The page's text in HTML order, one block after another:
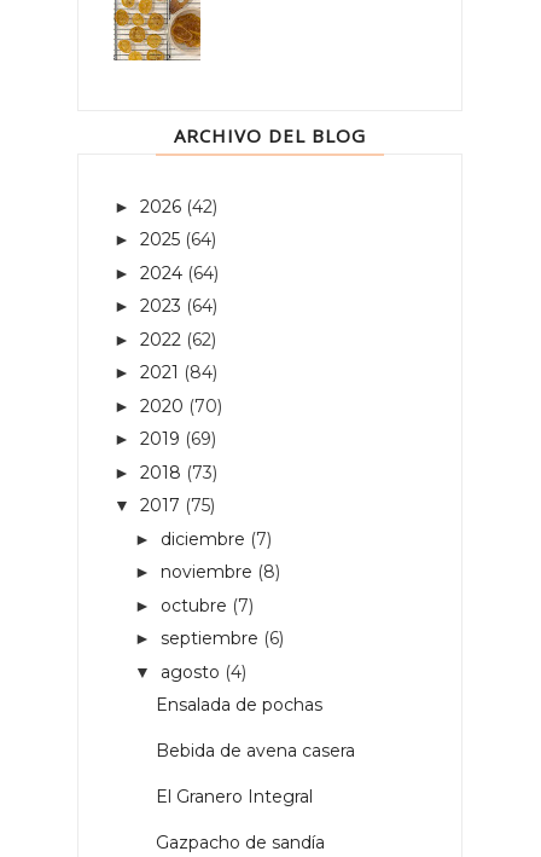
ARCHIVO DEL BLOG
► 2026 (42)
► 2025 (64)
► 2024 (64)
► 2023 (64)
► 2022 (62)
► 2021 (84)
► 2020 (70)
► 2019 (69)
► 2018 (73)
▼ 2017 (75)
► diciembre (7)
► noviembre (8)
► octubre (7)
► septiembre (6)
▼ agosto (4)
Ensalada de pochas
Bebida de avena casera
El Granero Integral
Gazpacho de sandía